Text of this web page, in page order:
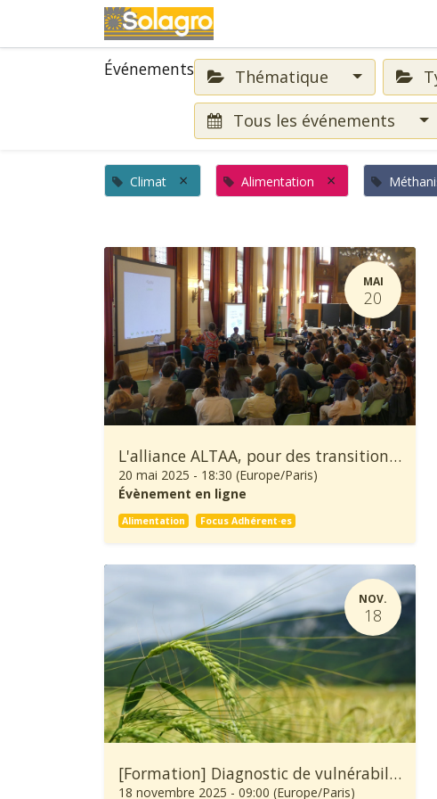
Événements Thématique
Tous les événements
Climat × Alimentation ×
MAI
20
L'alliance ALTAA, pour des transitions Agricoles et Alimentaires à la hauteur des enjeux écologiques et sociaux
20 mai 2025 - 18:30 (Europe/Paris)
Évènement en ligne
Alimentation Focus Adhérent·es
NOV.
18
[Formation] Diagnostic de vulnérabilité au changement climatique et démarche d’adaptation d’une exploitation agricole
18 novembre 2025 - 09:00 (Europe/Paris)